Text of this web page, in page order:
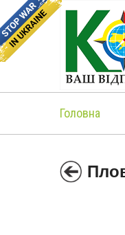
Головна